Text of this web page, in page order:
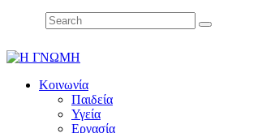
Κοινωνία
Παιδεία
Υγεία
Εργασία